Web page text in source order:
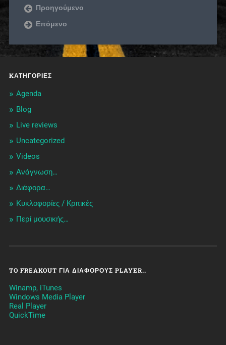
Προηγούμενο
Επόμενο
KΑΤΗΓΟΡΊΕΣ
Agenda
Blog
Live reviews
Uncategorized
Videos
Ανάγνωση…
Διάφορα…
Κυκλοφορίες / Kριτικές
Περί μουσικής…
TO FREAKOUT ΓΙΑ ΔΙΆΦΟΡΟΥΣ PLAYER..
Winamp, iTunes
Windows Media Player
Real Player
QuickTime